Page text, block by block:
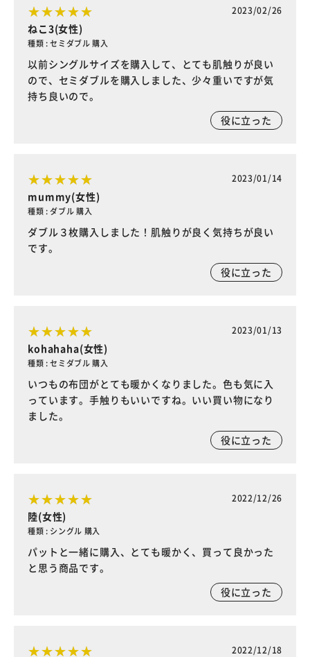
2023/02/26
ねこ3(女性)
種類 : セミダブル 購入
以前シングルサイズを購入して、とても肌触りが良い
ので、セミダブルを購入しました、少々重いですが気
持ち良いので。
役に立った
2023/01/14
mummy(女性)
種類 : ダブル 購入
ダブル３枚購入しました！肌触りが良く気持ちが良い
です。
役に立った
2023/01/13
kohahaha(女性)
種類 : セミダブル 購入
いつもの布団がとても暖かくなりました。色も気に入
っています。手触りもいいですね。いい買い物になり
ました。
役に立った
2022/12/26
陸(女性)
種類 : シングル 購入
パットと一緒に購入、とても暖かく、買って良かった
と思う商品です。
役に立った
2022/12/18